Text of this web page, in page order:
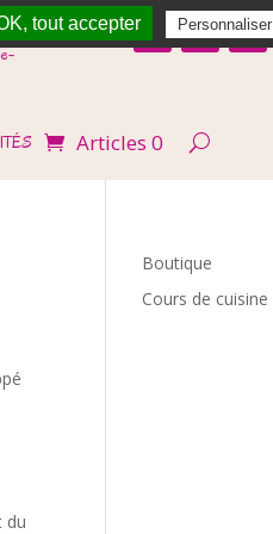
Articles 0
du
Boutique
Cours de cuisine
tout accepter Personnaliser